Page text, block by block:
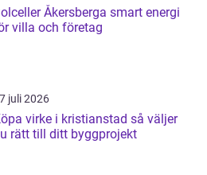
Åkersberga smart energi
villa och företag
juli 2026
virke i kristianstad så väljer
rätt till ditt byggprojekt